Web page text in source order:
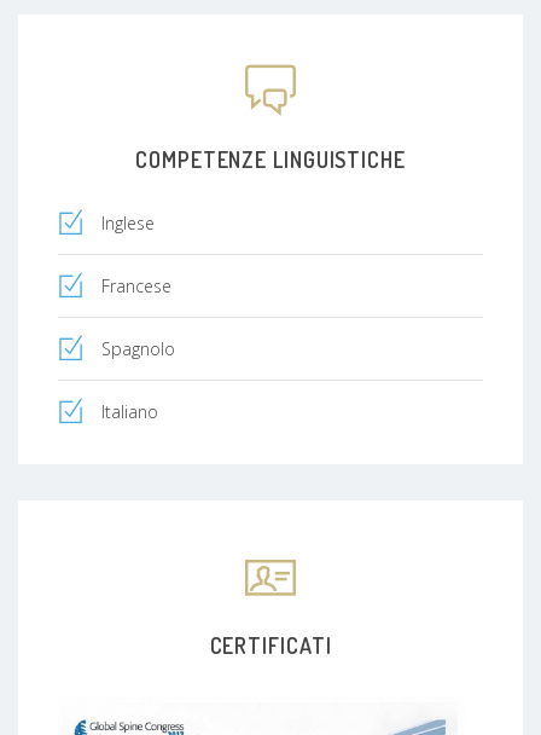
COMPETENZE LINGUISTICHE
Inglese
Francese
Spagnolo
Italiano
CERTIFICATI